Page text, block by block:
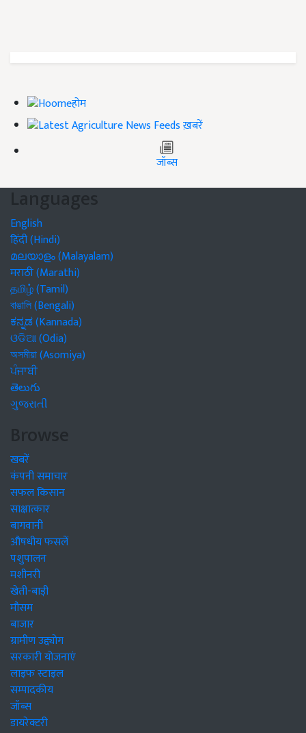
होम
ख़बरें
जॉब्स
Languages
English
हिंदी (Hindi)
മലയാളം (Malayalam)
मराठी (Marathi)
தமிழ் (Tamil)
বাঙালি (Bengali)
ಕನ್ನಡ (Kannada)
ଓଡିଆ (Odia)
অসমীয়া (Asomiya)
ਪੰਜਾਬੀ
తెలుగు
ગુજરાતી
Browse
खबरें
कंपनी समाचार
सफल किसान
साक्षात्कार
बागवानी
औषधीय फसलें
पशुपालन
मशीनरी
खेती-बाड़ी
मौसम
बाजार
ग्रामीण उद्द्योग
सरकारी योजनाएं
लाइफ स्टाइल
सम्पादकीय
जॉब्स
डायरेक्टरी